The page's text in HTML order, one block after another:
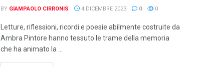
BY GIAMPAOLO CIRRONIS 4 DICEMBRE 2023 0 0
Letture, riflessioni, ricordi e poesie abilmente costruite da
Ambra Pintore hanno tessuto le trame della memoria
che ha animato la ...